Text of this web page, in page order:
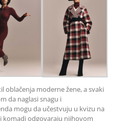
oblačenja moderne žene, a svaki
da naglasi snagu i
mogu da učestvuju u kvizu na
odgovaraju njihovom